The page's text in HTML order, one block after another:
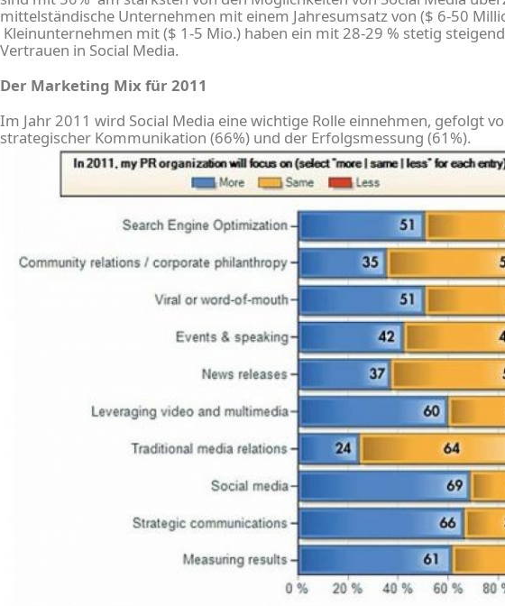
mittelständische Unternehmen mit einem Jahresumsatz von ($ 6-50
Kleinunternehmen mit ($ 1-5 Mio.) haben ein mit 28-29 % stetig
Vertrauen in Social Media.
Der Marketing Mix für 2011
Im Jahr 2011 wird Social Media eine wichtige Rolle einnehmen, gefolgt
strategischer Kommunikation (66%) und der Erfolgsmessung (61%).